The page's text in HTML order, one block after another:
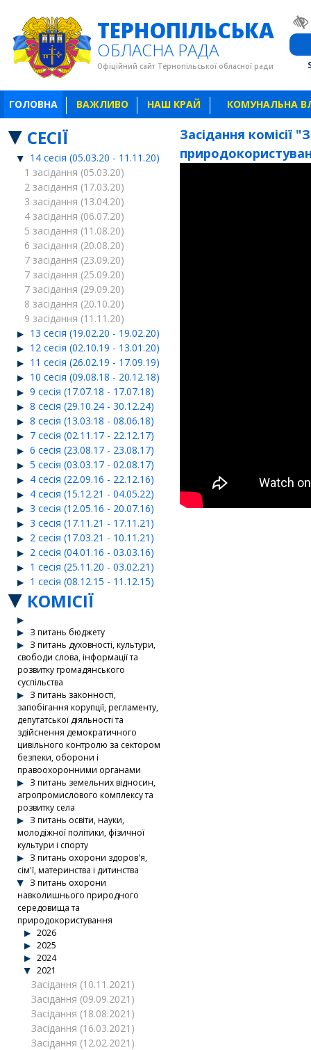
ТЕРНОПІЛЬСЬКА
ОБЛАСНА РАДА
Офіційний сайт Тернопільської обласної ради
ГОЛОВНА ВАЖЛИВО НАШ КРАЙ КОМУНАЛЬНА
СЕСІЇ
14 сесія (05.03.20 - 11.11.20)
1 засідання (05.03.20)
2 засідання (17.03.20)
3 засідання (13.04.20)
4 засідання (06.07.20)
5 засідання (11.08.20)
6 засідання (20.08.20)
7 засідання (23.09.20)
7 засідання (25.09.20)
7 засідання (29.09.20)
8 засідання (20.10.20)
9 засідання (11.11.20)
13 сесія (19.02.20 - 19.02.20)
12 сесія (02.10.19 - 13.01.20)
11 сесія (26.02.19 - 17.09.19)
10 сесія (09.08.18 - 20.12.18)
9 сесія (17.07.18 - 17.07.18)
8 сесія (29.10.24 - 30.12.24)
8 сесія (13.03.18 - 08.06.18)
7 сесія (02.11.17 - 22.12.17)
6 сесія (23.08.17 - 23.08.17)
5 сесія (03.03.17 - 02.08.17)
4 сесія (22.09.16 - 22.12.16)
4 сесія (15.12.21 - 04.05.22)
3 сесія (12.05.16 - 20.07.16)
3 сесія (17.11.21 - 17.11.21)
2 сесія (17.03.21 - 10.11.21)
2 сесія (04.01.16 - 03.03.16)
1 сесія (25.11.20 - 03.02.21)
1 сесія (08.12.15 - 11.12.15)
КОМІСІЇ
З питань бюджету
З питань духовності, культури,
свободи слова, інформації та
розвитку громадянського
суспільства
З питань законності,
запобігання корупції, регламенту,
депутатської діяльності та
здійснення демократичного
цивільного контролю за сектором
безпеки, оборони і
правоохоронними органами
З питань земельних відносин,
агропромислового комплексу та
розвитку села
З питань освіти, науки,
молодіжної політики, фізичної
культури і спорту
З питань охорони здоров'я,
сім'ї, материнства і дитинства
З питань охорони
навколишнього природного
середовища та
природокористування
2026
2025
2024
2021
Засідання (10.11.2021)
Засідання (09.09.2021)
Засідання (18.08.2021)
Засідання (16.03.2021)
Засідання (12.02.2021)
Засідання